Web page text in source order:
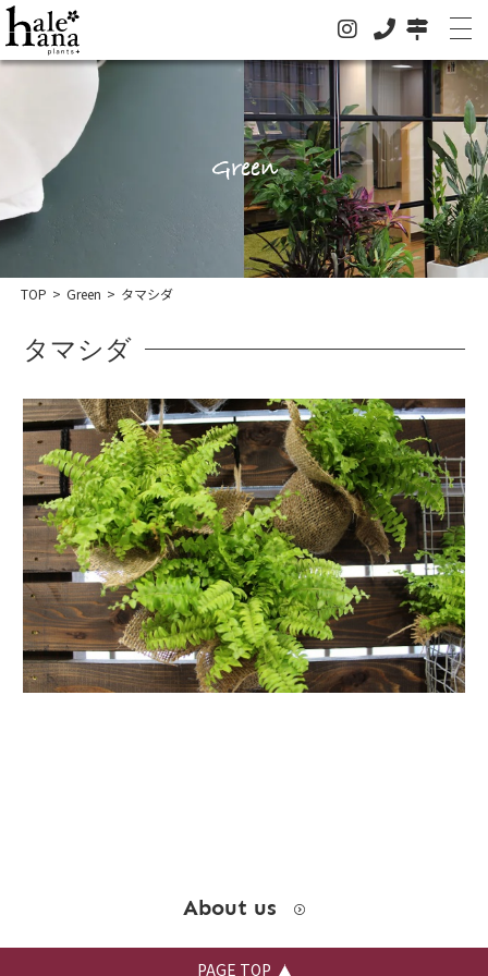
ホーム
オンラインストア
法人の方はこちらへ
ドライフラワー
ハレハナについて
お問い合わせ
instagram
Green
TOP > Green > タマシダ
タマシダ
About us
PAGE TOP